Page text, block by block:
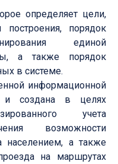
определяет цели,
порядок
единой
а также порядок
в системе.
информационной
и создана в целях
учета
возможности
населением, а также
на маршрутах